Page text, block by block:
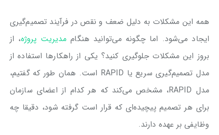
همه این مشکلات به دلیل ضعف و نقص در فرآیند تصمیم‌گیری
ایجاد می‌شود. اما چگونه می‌توانید هنگام مدیریت پروژه، از
بروز این مشکلات جلوگیری کنید؟ یکی از راهکارها استفاده از
مدل تصمیم‌گیری سریع یا RAPID است. همان طور که گفتیم،
مدل RAPID، مشخص می‌کند که هر کدام از اعضای سازمان
برای هر تصمیم پیچیده‌ای که قرار است گرفته شود، دقیقا چه
وظایفی بر عهده دارند.